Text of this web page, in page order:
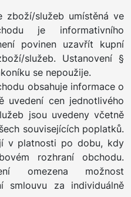
služeb umístěná ve
je informativního
povinen uzavřít kupní
služeb. Ustanovení §
se nepoužije.
obsahuje informace o
uvedení cen jednotlivého
jsou uvedeny včetně
souvisejících poplatků.
v platnosti po dobu, kdy
rozhraní obchodu.
omezena možnost
smlouvu za individuálně